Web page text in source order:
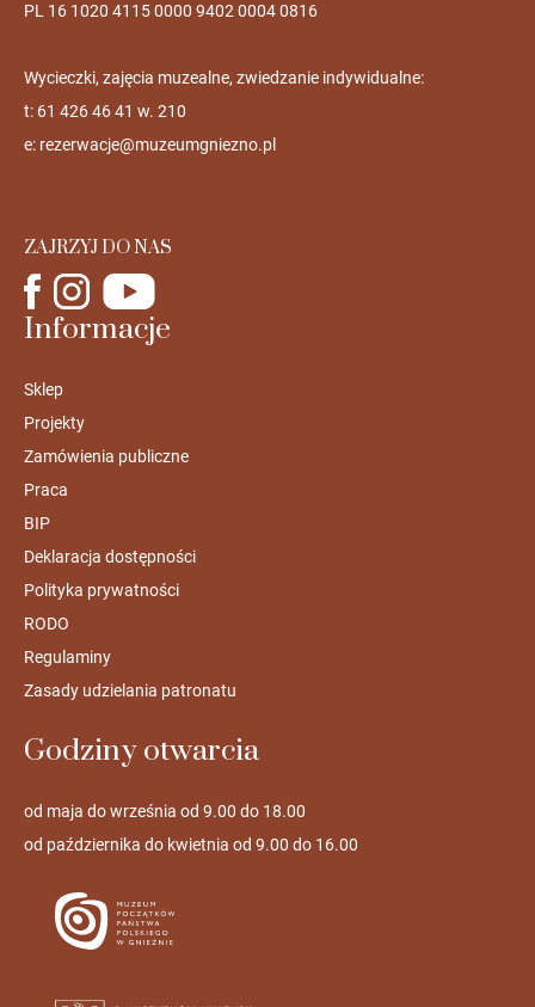
PL 16 1020 4115 0000 9402 0004 0816
Wycieczki, zajęcia muzealne, zwiedzanie indywidualne:
t: 61 426 46 41 w. 210
e: rezerwacje@muzeumgniezno.pl
ZAJRZYJ DO NAS
Informacje
Sklep
Projekty
Zamówienia publiczne
Praca
BIP
Deklaracja dostępności
Polityka prywatności
RODO
Regulaminy
Zasady udzielania patronatu
Godziny otwarcia
od maja do września od 9.00 do 18.00
od października do kwietnia od 9.00 do 16.00